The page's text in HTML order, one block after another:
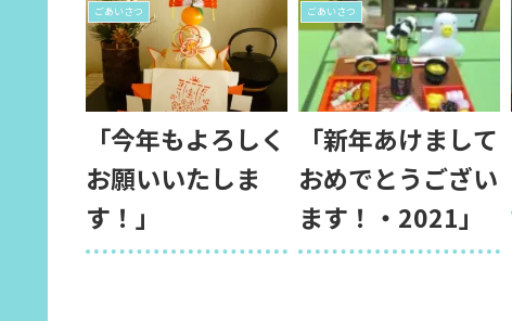
ごあいさつ
「今年もよろしく
お願いいたしま
す！」
ごあいさつ
「新年あけまして
おめでとうござい
ます！・2021」